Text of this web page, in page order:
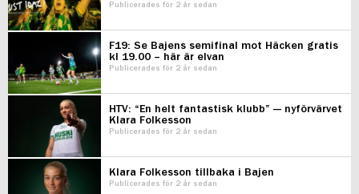
Publicerades för 2 år sedan
F19: Se Bajens semifinal mot Häcken gratis
kl 19.00 – här är elvan
Publicerades för 2 år sedan
HTV: “En helt fantastisk klubb” — nyförvärvet
Klara Folkesson
Publicerades för 2 år sedan
Klara Folkesson tillbaka i Bajen
Publicerades för 2 år sedan